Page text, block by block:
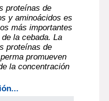
proteínas de
y aminoácidos es
más importantes
la cebada. La
proteínas de
promueven
la concentración